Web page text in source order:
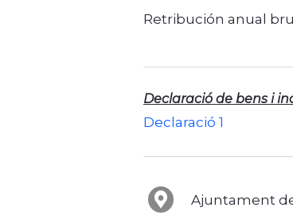
Retribución anual
Declaració de bens i
Declaració 1
Ajuntament